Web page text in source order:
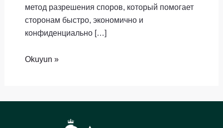
метод разрешения споров, который помогает
сторонам быстро, экономично и
конфиденциально […]
Okuyun »